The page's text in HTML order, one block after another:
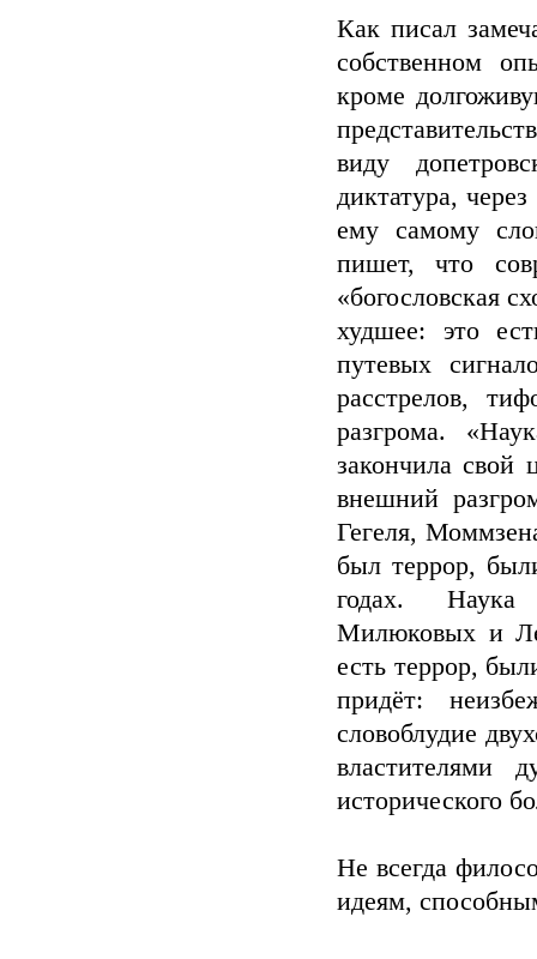
Как писал
собственном
кроме
виду
диктатура,
ему самому
пишет, что
«богословская
худшее: это
путевых
расстрелов,
разгрома.
закончила
внешний
Гегеля,
был террор,
годах. Наука
Милюковых и
есть террор,
придёт:
словоблудие
властителями
исторического
Не всегда
идеям,